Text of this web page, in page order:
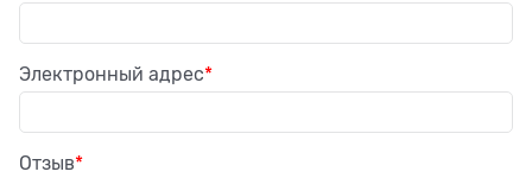
Электронный адрес
Отзыв